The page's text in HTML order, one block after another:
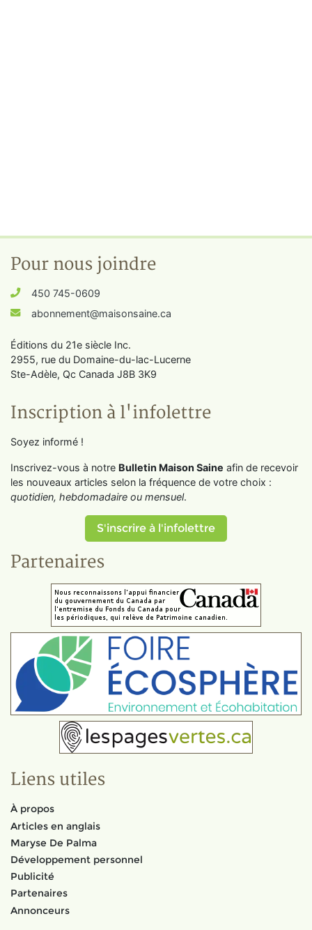
Pour nous joindre
450 745-0609
abonnement@maisonsaine.ca
Éditions du 21e siècle Inc.
2955, rue du Domaine-du-lac-Lucerne
Ste-Adèle, Qc Canada J8B 3K9
Inscription à l'infolettre
Soyez informé !
Inscrivez-vous à notre Bulletin Maison Saine afin de recevoir
les nouveaux articles selon la fréquence de votre choix :
quotidien, hebdomadaire ou mensuel.
S'inscrire à l'infolettre
Partenaires
Liens utiles
À propos
Articles en anglais
Maryse De Palma
Développement personnel
Publicité
Partenaires
Annonceurs